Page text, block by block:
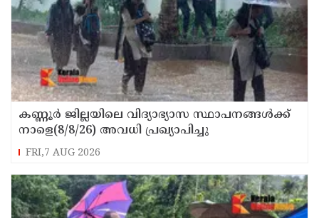
കണ്ണൂർ ജില്ലയിലെ വിദ്യാഭ്യാസ സ്ഥാപനങ്ങള്‍ക്ക്
നാളെ(8/8/26) അവധി പ്രഖ്യാപിച്ചു
FRI,7 AUG 2026